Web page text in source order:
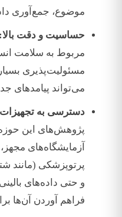
موضوع، جمع‌آوری
حساسیت و دقت بالا:
مربوط به سلامت
مسئولیت‌پذیری
می‌تواند پیامدهای
دسترسی به تجهیزات
پژوهش‌های این
آزمایشگاه‌های
و حتی داده‌های
فراهم آوردن آن‌ها